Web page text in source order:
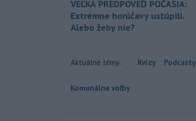
VEĽKÁ PREDPOVEĎ POČASIA:
Extrémne horúčavy ustúpili.
Alebo žeby nie?
Aktuálne témy: Kvízy Podcasty
Komunálne voľby